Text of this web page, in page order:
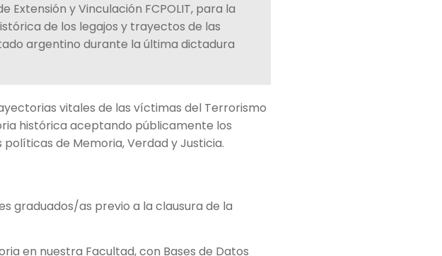
Extensión y Vinculación FCPOLIT, para la
de los legajos y trayectos de las
argentino durante la última dictadura
vitales de las víctimas del Terrorismo
histórica aceptando públicamente los
de Memoria, Verdad y Justicia.
graduados/as previo a la clausura de la
en nuestra Facultad, con Bases de Datos